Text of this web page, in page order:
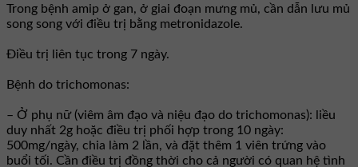
Trong bệnh amip ở gan, ở giai đoạn mưng mủ, cần dẫn lưu mủ
song song với điều trị bằng metronidazole.
Ðiều trị liên tục trong 7 ngày.
Bệnh do trichomonas:
– Ở phụ nữ (viêm âm đạo và niệu đạo do trichomonas): liều
duy nhất 2g hoặc điều trị phối hợp trong 10 ngày:
500mg/ngày, chia làm 2 lần, và đặt thêm 1 viên trứng vào
buổi tối. Cần điều trị đồng thời cho cả người có quan hệ tình